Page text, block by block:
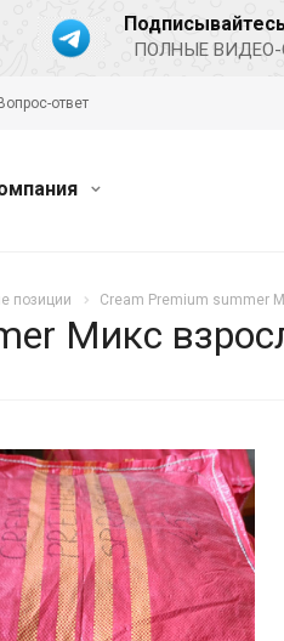
ПОЛНЫЕ
Вопрос-ответ
позиции Cream Premium summer
Микс